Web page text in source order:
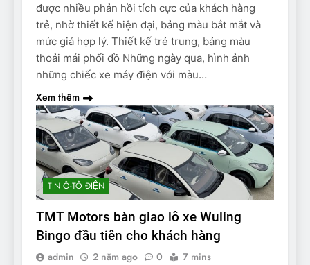
được nhiều phản hồi tích cực của khách hàng
trẻ, nhờ thiết kế hiện đại, bảng màu bắt mắt và
mức giá hợp lý. Thiết kế trẻ trung, bảng màu
thoải mái phối đồ Những ngày qua, hình ảnh
những chiếc xe máy điện với màu…
Xem thêm
TIN Ô-TÔ ĐIỆN
TMT Motors bàn giao lô xe Wuling
Bingo đầu tiên cho khách hàng
admin 2 năm ago 0 7 mins